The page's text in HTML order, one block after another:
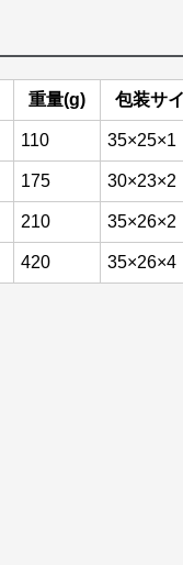
重量(g) 包装サ
110 35×25×1
175 30×23×2
210 35×26×2
420 35×26×4